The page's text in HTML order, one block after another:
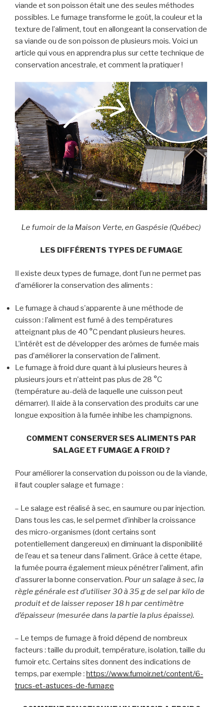
viande et son poisson était une des seules méthodes
possibles. Le fumage transforme le goût, la couleur et la
texture de l’aliment, tout en allongeant la conservation de
sa viande ou de son poisson de plusieurs mois. Voici un
article qui vous en apprendra plus sur cette technique de
conservation ancestrale, et comment la pratiquer !
Le fumoir de la Maison Verte, en Gaspésie (Québec)
LES DIFFÉRENTS TYPES DE FUMAGE
Il existe deux types de fumage, dont l’un ne permet pas
d’améliorer la conservation des aliments :
Le fumage à chaud s’apparente à une méthode de
cuisson : l’aliment est fumé à des températures
atteignant plus de 40 °C pendant plusieurs heures.
L’intérêt est de développer des arômes de fumée mais
pas d’améliorer la conservation de l’aliment.
Le fumage à froid dure quant à lui plusieurs heures à
plusieurs jours et n’atteint pas plus de 28 °C
(température au-delà de laquelle une cuisson peut
démarrer). Il aide à la conservation des produits car une
longue exposition à la fumée inhibe les champignons.
COMMENT CONSERVER SES ALIMENTS PAR
SALAGE ET FUMAGE A FROID ?
Pour améliorer la conservation du poisson ou de la viande,
il faut coupler salage et fumage :
– Le salage est réalisé à sec, en saumure ou par injection.
Dans tous les cas, le sel permet d’inhiber la croissance
des micro-organismes (dont certains sont
potentiellement dangereux) en diminuant la disponibilité
de l’eau et sa teneur dans l’aliment. Grâce à cette étape,
la fumée pourra également mieux pénétrer l’aliment, afin
d’assurer la bonne conservation. Pour un salage à sec, la
règle générale est d’utiliser 30 à 35 g de sel par kilo de
produit et de laisser reposer 18 h par centimètre
d’épaisseur (mesurée dans la partie la plus épaisse).
– Le temps de fumage à froid dépend de nombreux
facteurs : taille du produit, température, isolation, taille du
fumoir etc. Certains sites donnent des indications de
temps, par exemple : https://www.fumoir.net/content/6-
trucs-et-astuces-de-fumage